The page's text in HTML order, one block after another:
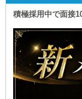
積極採用中で面接